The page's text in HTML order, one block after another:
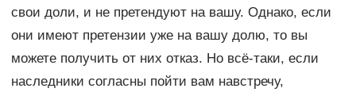
свои доли, и не претендуют на вашу. Однако, если
они имеют претензии уже на вашу долю, то вы
можете получить от них отказ. Но всё-таки, если
наследники согласны пойти вам навстречу,